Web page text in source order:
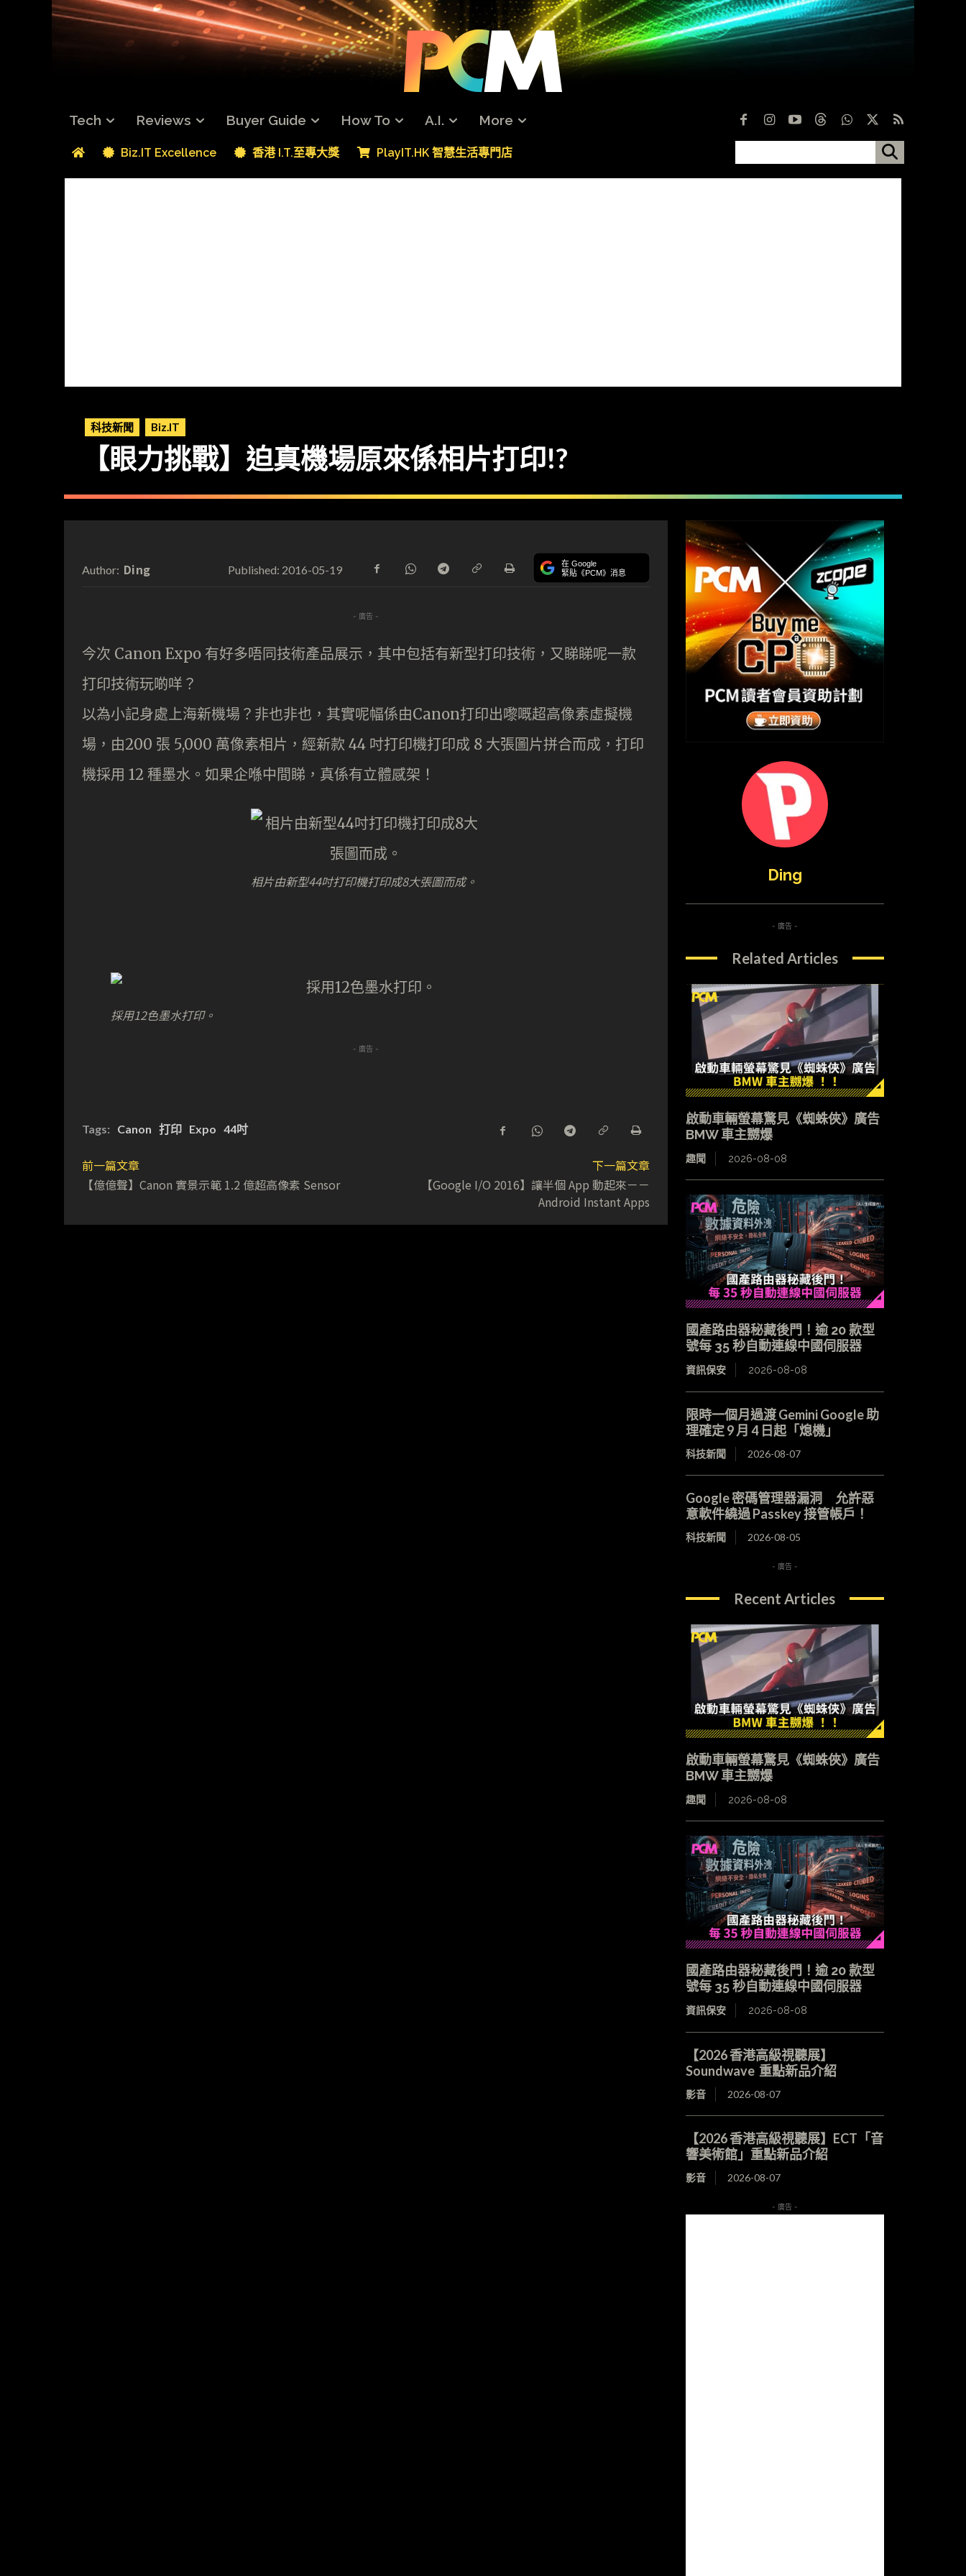
Tech Reviews Buyer Guide How To A.I. More
Biz.IT Excellence 香港 I.T.至專大獎 PlayIT.HK 智慧生活專門店
科技新聞 Biz.IT
【眼力挑戰】迫真機場原來係相片打印!?
Author: Ding Published: 2016-05-19 在 Google
緊貼《PCM》消息
- 廣告 -
今次 Canon Expo 有好多唔同技術產品展示，其中包括有新型打印技術，又睇睇呢一款
打印技術玩啲咩？
以為小記身處上海新機場？非也非也，其實呢幅係由Canon打印出嚟嘅超高像素虛擬機
場，由200 張 5,000 萬像素相片，經新款 44 吋打印機打印成 8 大張圖片拼合而成，打印
機採用 12 種墨水。如果企喺中間睇，真係有立體感架！
相片由新型44吋打印機打印成8大張圖而成。
採用12色墨水打印。
- 廣告 -
Tags: Canon 打印 Expo 44吋
前一篇文章
【億億聲】Canon 實景示範 1.2 億超高像素 Sensor
下一篇文章
【Google I/O 2016】讓半個 App 動起來－－
Android Instant Apps
Ding
- 廣告 -
Related Articles
啟動車輛螢幕驚見《蜘蛛俠》廣告
BMW 車主嬲爆
趣聞 2026-08-08
國產路由器秘藏後門！逾 20 款型
號每 35 秒自動連線中國伺服器
資訊保安 2026-08-08
限時一個月過渡 Gemini Google 助
理確定 9 月 4 日起「熄機」
科技新聞 2026-08-07
Google 密碼管理器漏洞 允許惡
意軟件繞過 Passkey 接管帳戶！
科技新聞 2026-08-05
- 廣告 -
Recent Articles
啟動車輛螢幕驚見《蜘蛛俠》廣告
BMW 車主嬲爆
趣聞 2026-08-08
國產路由器秘藏後門！逾 20 款型
號每 35 秒自動連線中國伺服器
資訊保安 2026-08-08
【2026 香港高級視聽展】
Soundwave 重點新品介紹
影音 2026-08-07
【2026 香港高級視聽展】ECT「音
響美術館」重點新品介紹
影音 2026-08-07
- 廣告 -